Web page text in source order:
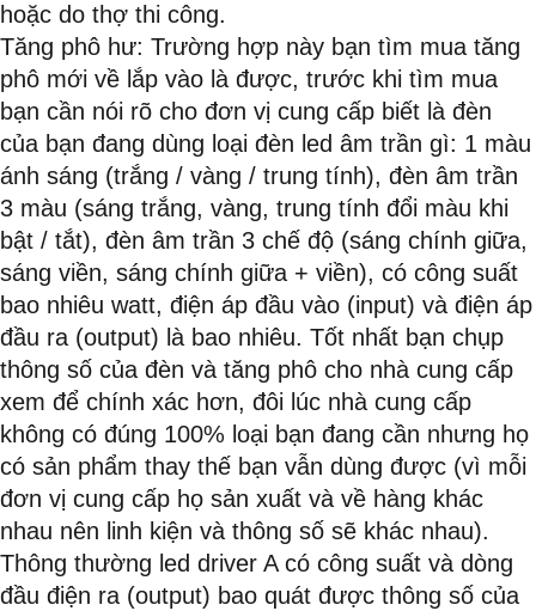
hoặc do thợ thi công.
Tăng phô hư: Trường hợp này bạn tìm mua tăng
phô mới về lắp vào là được, trước khi tìm mua
bạn cần nói rõ cho đơn vị cung cấp biết là đèn
của bạn đang dùng loại đèn led âm trần gì: 1 màu
ánh sáng (trắng / vàng / trung tính), đèn âm trần
3 màu (sáng trắng, vàng, trung tính đổi màu khi
bật / tắt), đèn âm trần 3 chế độ (sáng chính giữa,
sáng viền, sáng chính giữa + viền), có công suất
bao nhiêu watt, điện áp đầu vào (input) và điện áp
đầu ra (output) là bao nhiêu. Tốt nhất bạn chụp
thông số của đèn và tăng phô cho nhà cung cấp
xem để chính xác hơn, đôi lúc nhà cung cấp
không có đúng 100% loại bạn đang cần nhưng họ
có sản phẩm thay thế bạn vẫn dùng được (vì mỗi
đơn vị cung cấp họ sản xuất và về hàng khác
nhau nên linh kiện và thông số sẽ khác nhau).
Thông thường led driver A có công suất và dòng
đầu điện ra (output) bao quát được thông số của